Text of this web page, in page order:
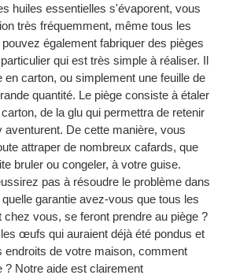
huiles essentielles s'évaporent, vous
très fréquemment, même tous les
également fabriquer des pièges
qui est très simple à réaliser. Il
en carton, ou simplement une feuille de
quantité. Le piège consiste à étaler
de la glu qui permettra de retenir
De cette manière, vous
attraper de nombreux cafards, que
bruler ou congeler, à votre guise.
pas à résoudre le problème dans
garantie avez-vous que tous les
vous, se feront prendre au piège ?
œufs qui auraient déjà été pondus et
endroits de votre maison, comment
? Notre aide est clairement